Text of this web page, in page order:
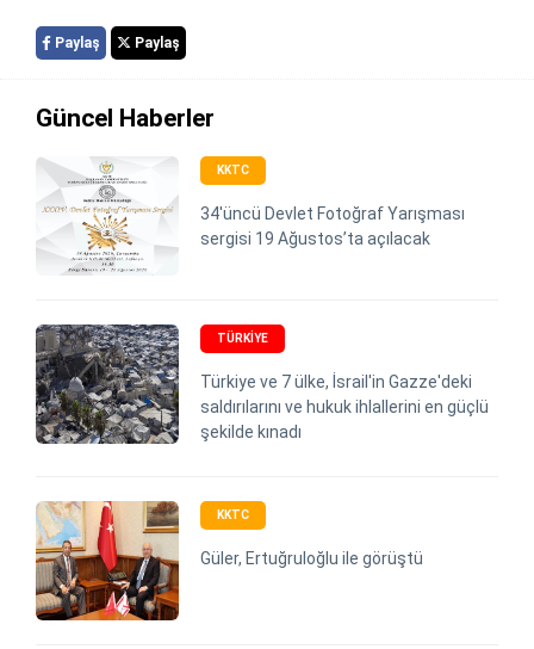
Paylaş Paylaş
Güncel Haberler
KKTC
34'üncü Devlet Fotoğraf Yarışması
sergisi 19 Ağustos’ta açılacak
TÜRKIYE
Türkiye ve 7 ülke, İsrail'in Gazze'deki
saldırılarını ve hukuk ihlallerini en güçlü
şekilde kınadı
KKTC
Güler, Ertuğruloğlu ile görüştü